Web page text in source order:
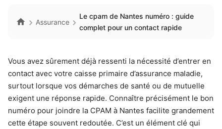
Assurance
Le cpam de Nantes numéro : guide
complet pour un contact rapide
Vous avez sûrement déjà ressenti la nécessité d’entrer en
contact avec votre caisse primaire d’assurance maladie,
surtout lorsque vos démarches de santé ou de mutuelle
exigent une réponse rapide. Connaître précisément le bon
numéro pour joindre la CPAM à Nantes facilite grandement
cette étape souvent redoutée. C’est un élément clé qui